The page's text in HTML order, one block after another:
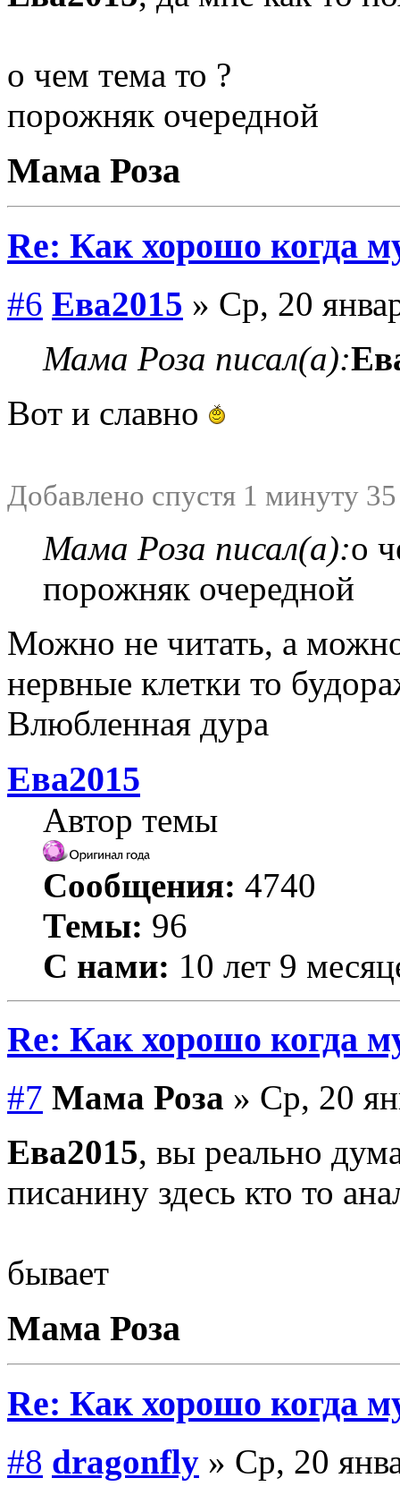
о чем тема то ?
порожняк очередной
Мама Роза
Re: Как хорошо когда
#6 Ева2015 » Ср, 20
Мама Роза писал(а):
Вот и славно
Добавлено спустя 1 минуту
Мама Роза писал(а):о
порожняк очередной
Можно не читать, а
нервные клетки то
Влюбленная дура
Ева2015
Автор темы
Сообщения: 4740
Темы: 96
С нами: 10 лет 9
Re: Как хорошо когда
#7 Мама Роза » Ср, 20
Ева2015, вы реально
писанину здесь кто то
бывает
Мама Роза
Re: Как хорошо когда
#8 dragonfly » Ср, 20